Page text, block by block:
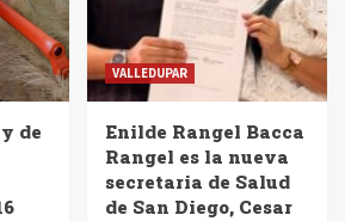
de
VALLEDUPAR
Enilde Rangel Bacca
Rangel es la nueva
secretaria de Salud
de San Diego, Cesar